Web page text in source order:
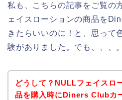
私も、こちらの記事をご覧の
ェイスローションの商品を
きたらいいのに！と、思って
験がありました。でも、、、。
どうして？NULLフェイスロ
品を購入時にDiners Clubカ